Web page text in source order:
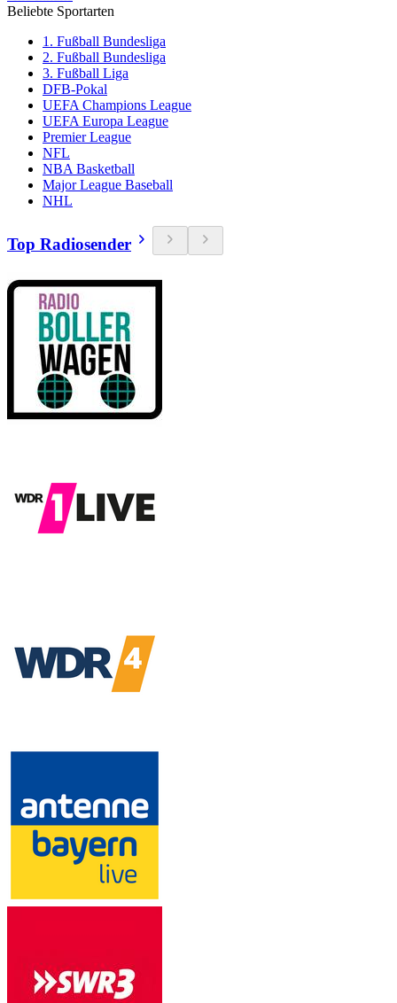
Beliebte Sportarten
1. Fußball Bundesliga
2. Fußball Bundesliga
3. Fußball Liga
DFB-Pokal
UEFA Champions League
UEFA Europa League
Premier League
NFL
NBA Basketball
Major League Baseball
NHL
Top Radiosender